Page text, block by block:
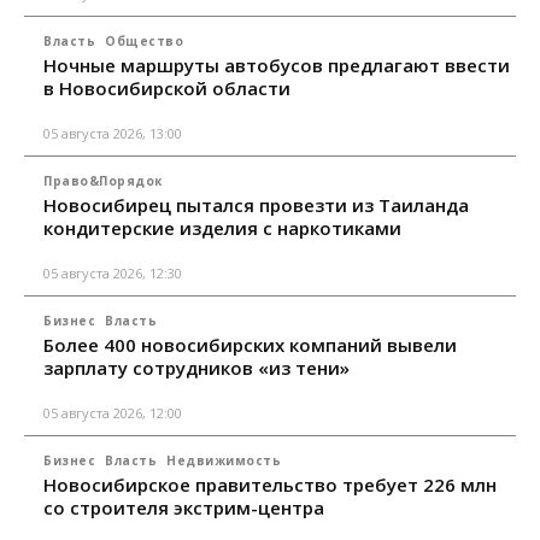
Власть Общество
Ночные маршруты автобусов предлагают ввести
в Новосибирской области
05 августа 2026, 13:00
Право&Порядок
Новосибирец пытался провезти из Таиланда
кондитерские изделия с наркотиками
05 августа 2026, 12:30
Бизнес Власть
Более 400 новосибирских компаний вывели
зарплату сотрудников «из тени»
05 августа 2026, 12:00
Бизнес Власть Недвижимость
Новосибирское правительство требует 226 млн
со строителя экстрим-центра